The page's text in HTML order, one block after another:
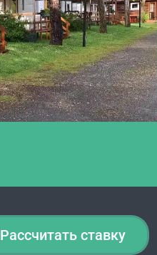
Рассчитать ставку